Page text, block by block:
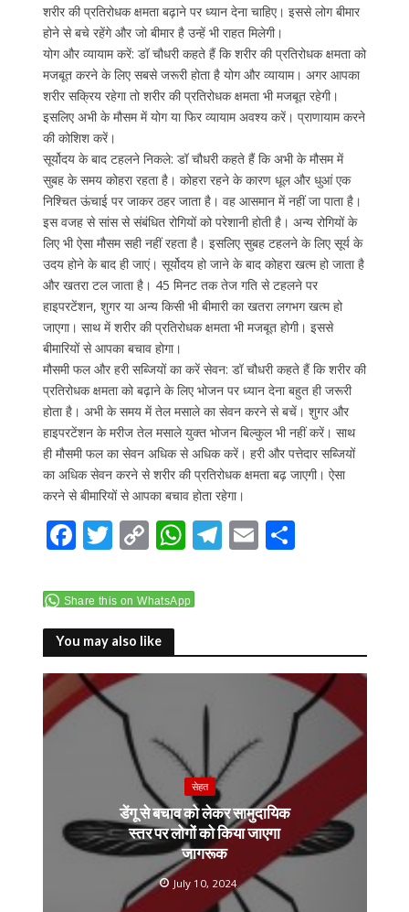
शरीर की प्रतिरोधक क्षमता बढ़ाने पर ध्यान देना चाहिए। इससे लोग बीमार
होने से बचे रहेंगे और जो बीमार है उन्हें भी राहत मिलेगी।
योग और व्यायाम करें: डॉ चौधरी कहते हैं कि शरीर की प्रतिरोधक क्षमता को
मजबूत करने के लिए सबसे जरूरी होता है योग और व्यायाम। अगर आपका
शरीर सक्रिय रहेगा तो शरीर की प्रतिरोधक क्षमता भी मजबूत रहेगी।
इसलिए अभी के मौसम में योग या फिर व्यायाम अवश्य करें। प्राणायाम करने
की कोशिश करें।
सूर्योदय के बाद टहलने निकले: डॉ चौधरी कहते हैं कि अभी के मौसम में
सुबह के समय कोहरा रहता है। कोहरा रहने के कारण धूल और धुआं एक
निश्चित ऊंचाई पर जाकर ठहर जाता है। वह आसमान में नहीं जा पाता है।
इस वजह से सांस से संबंधित रोगियों को परेशानी होती है। अन्य रोगियों के
लिए भी ऐसा मौसम सही नहीं रहता है। इसलिए सुबह टहलने के लिए सूर्य के
उदय होने के बाद ही जाएं। सूर्योदय हो जाने के बाद कोहरा खत्म हो जाता है
और खतरा टल जाता है। 45 मिनट तक तेज गति से टहलने पर
हाइपरटेंशन, शुगर या अन्य किसी भी बीमारी का खतरा लगभग खत्म हो
जाएगा। साथ में शरीर की प्रतिरोधक क्षमता भी मजबूत होगी। इससे
बीमारियों से आपका बचाव होगा।
मौसमी फल और हरी सब्जियों का करें सेवन: डॉ चौधरी कहते हैं कि शरीर की
प्रतिरोधक क्षमता को बढ़ाने के लिए भोजन पर ध्यान देना बहुत ही जरूरी
होता है। अभी के समय में तेल मसाले का सेवन करने से बचें। शुगर और
हाइपरटेंशन के मरीज तेल मसाले युक्त भोजन बिल्कुल भी नहीं करें। साथ
ही मौसमी फल का सेवन अधिक से अधिक करें। हरी और पत्तेदार सब्जियों
का अधिक सेवन करने से शरीर की प्रतिरोधक क्षमता बढ़ जाएगी। ऐसा
करने से बीमारियों से आपका बचाव होता रहेगा।
F
ac
e
b
o
o
k
T
w
itt
er
C
o
p
y
Li
n
W
h
at
A
p
p
T
el
a
m
E
m
S
Share this on WhatsApp
You may also like
सेहत
डेंगू से बचाव को लेकर सामुदायिक
स्तर पर लोगों को किया जाएगा
जागरूक
July 10, 2024